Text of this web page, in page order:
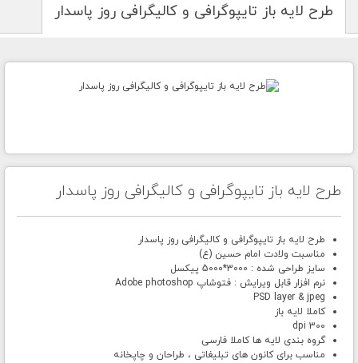
طرح لایه باز تایپوگرافی و کالیگرافی روز پاسدار
طرح لایه باز تایپوگرافی و کالیگرافی روز پاسدار
طرح لایه باز تایپوگرافی و کالیگرافی روز پاسدار
مناسبت ولادت امام حسین (ع)
سایز طراحی شده : 3000*5000 پیکسل
نرم افزار قابل ویرایش : فتوشاپ Adobe photoshop
PSD layer & jpeg
کاملا لایه باز
300 dpi
گروه بندی لایه ها کاملا فارسی
مناسب برای کانون های تبلیغاتی ، طراحان و چاپخانه